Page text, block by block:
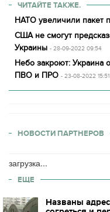
ЧИТАЙТЕ ТАКЖЕ.
НАТО увеличили пакет
США не смогут
Украины - 28-09-2022 09:54
Небо закроют: Украина
ПВО и ПРО - 23-08-2022 15:51
НОВОСТИ ПАРТНЕРОВ
загрузка...
ЕЩЕ
Названы